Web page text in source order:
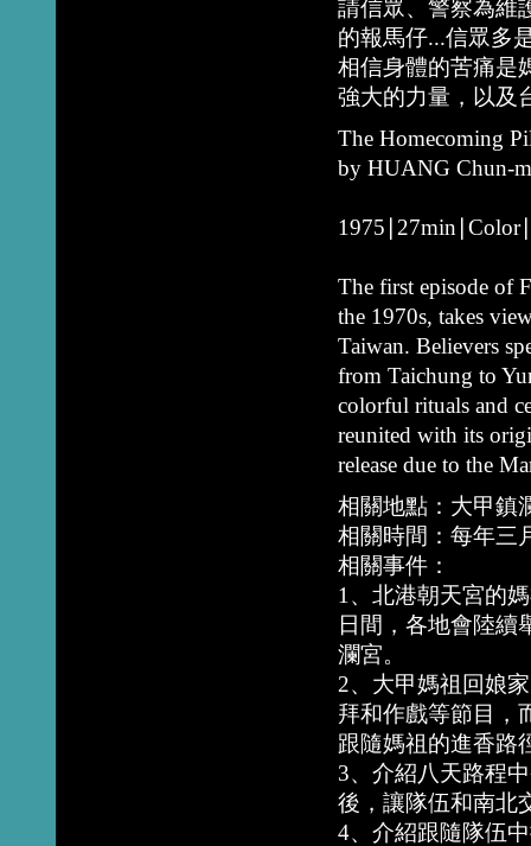
請信眾、警察為維
的報馬仔...信眾多
相信身體的苦痛是
強大的力量，以及
The Homecoming
by HUANG Chun-
The first episode of
the 1970s, takes
Taiwan. Believers
from Taichung to
colorful rituals and
reunited with its
release due to the
相關地點：大甲鎮
相關時間：每年三
相關事件：
1、北港朝天宮的
日間，各地會陸續
瀾宮。
2、大甲媽祖回娘
拜和作戲等節目，
跟隨媽祖的進香路
3、介紹八天路程
後，讓隊伍和南北
4、介紹跟隨隊伍